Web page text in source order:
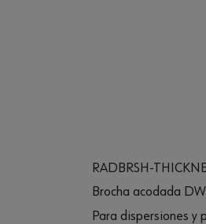
RADBRSH-
Brocha acodada
Para dispersiones y